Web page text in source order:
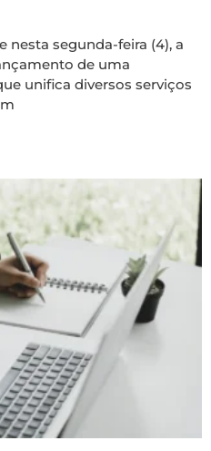
segunda-feira (4), a
de uma
unifica diversos serviços